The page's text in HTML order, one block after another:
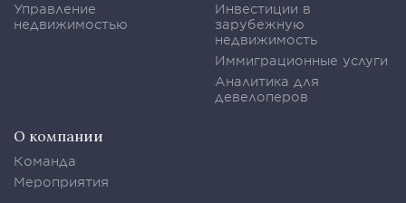
Управление
недвижимостью
Инвестиции в
зарубежную
недвижимость
Иммиграционные услуги
Аналитика для
девелоперов
О компании
Команда
Мероприятия